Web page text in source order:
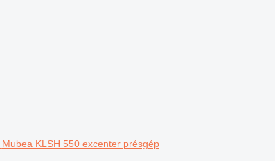
Mubea KLSH 550 excenter présgép